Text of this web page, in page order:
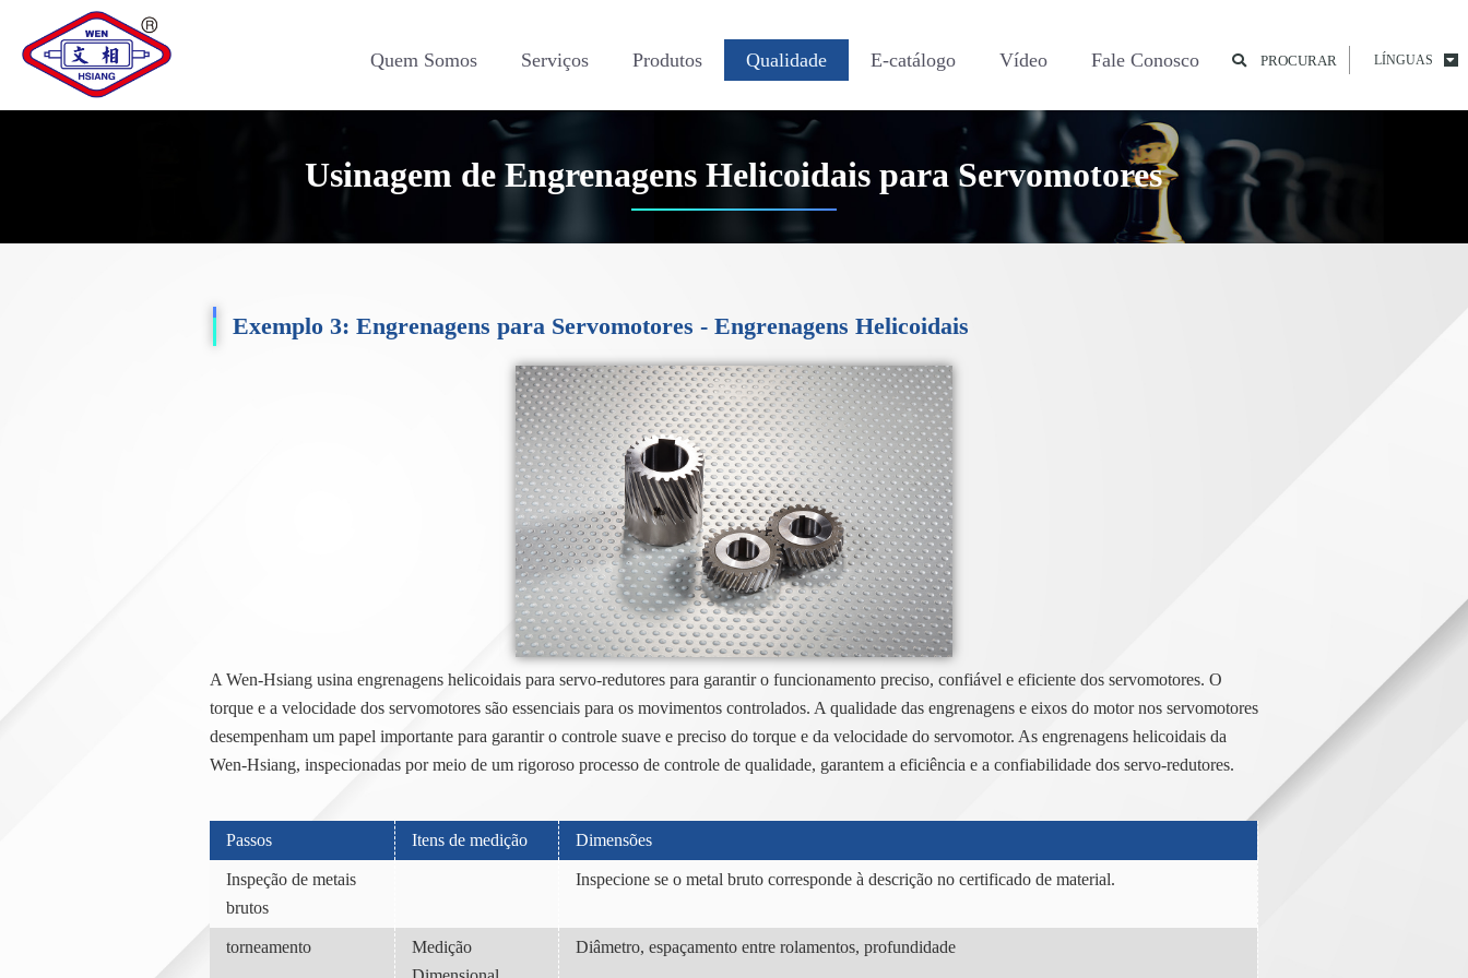
Quem Somos Serviços Produtos Qualidade E-catálogo Vídeo Fale Conosco PROCURAR LÍNGUAS
Usinagem de Engrenagens Helicoidais para Servomotores
Exemplo 3: Engrenagens para Servomotores - Engrenagens Helicoidais
A Wen-Hsiang usina engrenagens helicoidais para servo-redutores para garantir o funcionamento preciso, confiável e eficiente dos servomotores. O
torque e a velocidade dos servomotores são essenciais para os movimentos controlados. A qualidade das engrenagens e eixos do motor nos servomotores
desempenham um papel importante para garantir o controle suave e preciso do torque e da velocidade do servomotor. As engrenagens helicoidais da
Wen-Hsiang, inspecionadas por meio de um rigoroso processo de controle de qualidade, garantem a eficiência e a confiabilidade dos servo-redutores.
Passos Itens de medição Dimensões
Inspeção de metais
brutos
Inspecione se o metal bruto corresponde à descrição no certificado de material.
torneamento
Medição
Diâmetro, espaçamento entre rolamentos, profundidade